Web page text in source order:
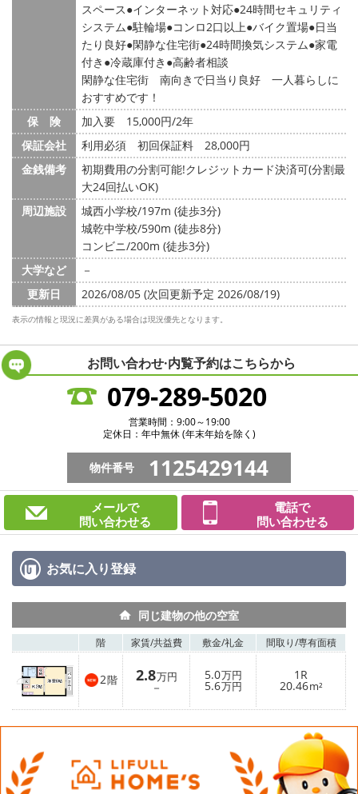
スペース インターネット対応 24時間セキュリティ
システム 駐輪場 コンロ2口以上 バイク置場 日当
たり良好 閑静な住宅街 24時間換気システム 家電
付き 冷蔵庫付き 高齢者相談
閑静な住宅街 南向きで日当り良好 一人暮らしに
おすすめです！
保 険
加入要 15,000円/2年
保証会社
利用必須 初回保証料 28,000円
金銭備考
初期費用の分割可能!クレジットカード決済可(分割最
大24回払いOK)
周辺施設
城西小学校/197m (徒歩3分)
城乾中学校/590m (徒歩8分)
コンビニ/200m (徒歩3分)
大学など
－
更新日
2026/08/05 (次回更新予定 2026/08/19)
表示の情報と現況に差異がある場合は現況優先となります。
お問い合わせ·内覧予約はこちらから
079-289-5020
営業時間：9:00～19:00
定休日：年中無休 (年末年始を除く)
物件番号 1125429144
メールで
問い合わせる
電話で
問い合わせる
お気に入り登録
同じ建物の他の空室
階 家賃/共益費 敷金/礼金 間取り/専有面積
2階 2.8万円
－
5.0万円
5.6万円
1R
20.46m²